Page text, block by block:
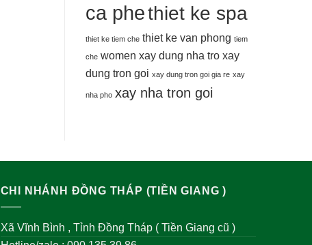
ca phethiet ke spa
thiet ke tiem che thiet ke van phong tiem
che women xay dung nha tro xay
dung tron goi xay dung tron goi gia re xay
nha pho xay nha tron goi
CHI NHÁNH ĐỒNG THÁP (TIỀN GIANG )
Xã Vĩnh Bình , Tỉnh Đồng Tháp ( Tiền Giang cũ )